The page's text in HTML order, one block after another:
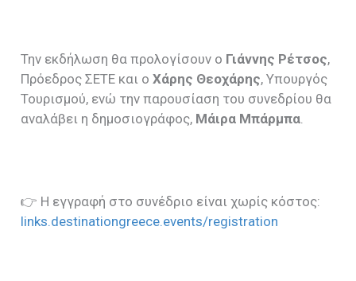
Την εκδήλωση θα προλογίσουν ο Γιάννης Ρέτσος,
Πρόεδρος ΣΕΤΕ και οΧάρης Θεοχάρης, Υπουργός
Τουρισμού, ενώ την παρουσίαση του συνεδρίου θα
αναλάβει η δημοσιογράφος, Μάιρα Μπάρμπα
👉 Η εγγραφή στο συνέδριο είναι χωρίς κόστος:
links.destinationgreece.events/registration